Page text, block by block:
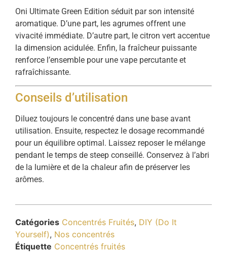
Oni Ultimate Green Edition séduit par son intensité
aromatique. D’une part, les agrumes offrent une
vivacité immédiate. D’autre part, le citron vert accentue
la dimension acidulée. Enfin, la fraîcheur puissante
renforce l’ensemble pour une vape percutante et
rafraîchissante.
Conseils d’utilisation
Diluez toujours le concentré dans une base avant
utilisation. Ensuite, respectez le dosage recommandé
pour un équilibre optimal. Laissez reposer le mélange
pendant le temps de steep conseillé. Conservez à l’abri
de la lumière et de la chaleur afin de préserver les
arômes.
Catégories Concentrés Fruités, DIY (Do It
Yourself), Nos concentrés
Étiquette Concentrés fruités